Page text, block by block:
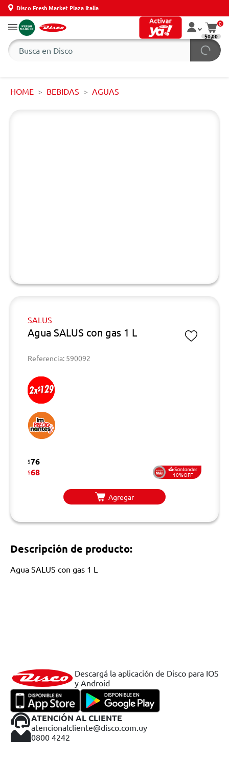
Disco Fresh Market Plaza Italia
0
$0,00
HOME BEBIDAS AGUAS
SALUS
Agua SALUS con gas 1 L
Referencia: 590092
$76
$68 10%OFF
Agregar
Descripción de producto:
Agua SALUS con gas 1 L
Descargá la aplicación de Disco para IOS
y Android
ATENCIÓN AL CLIENTE
atencionalcliente@disco.com.uy
0800 4242